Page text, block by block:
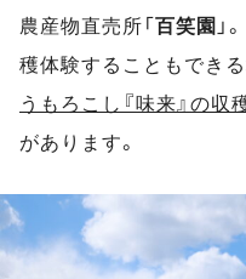
農産物直売所「百笑園 」
穫体験することもでき
うもろこし『味来』の
があります。